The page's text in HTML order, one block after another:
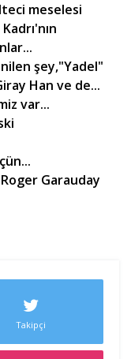
meselesi
şey,"Yadel"
Han ve de...
var...
Garauday
Takipçi